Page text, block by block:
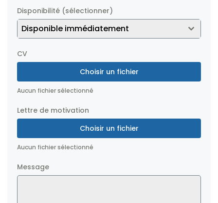
Disponibilité (sélectionner)
Disponible immédiatement
CV
Choisir un fichier
Aucun fichier sélectionné
Lettre de motivation
Choisir un fichier
Aucun fichier sélectionné
Message